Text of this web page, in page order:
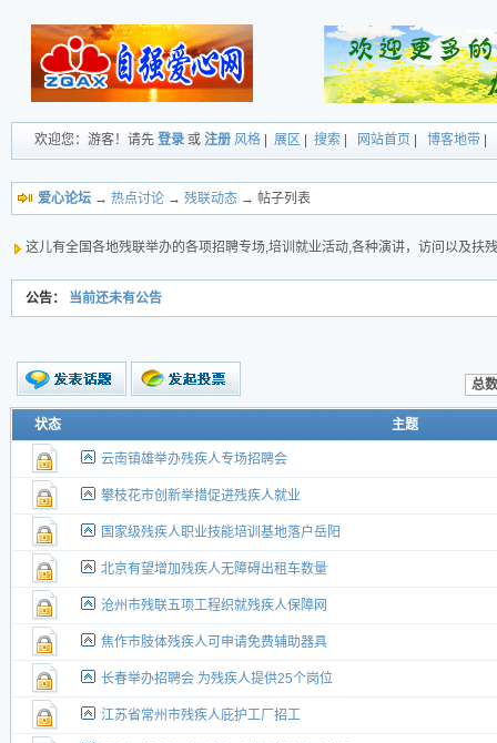
欢迎您：游客！请先 登录 或 注册 风格 展区 搜索 网站首页 博客地带
爱心论坛 → 热点讨论 → 残联动态 → 帖子列表
这儿有全国各地残联举办的各项招聘专场,培训就业活动,各种演讲，访问以及扶
公告： 当前还未有公告
新的主题
新小字报
总
状态 主题
云南镇雄举办残疾人专场招聘会
攀枝花市创新举措促进残疾人就业
国家级残疾人职业技能培训基地落户岳阳
北京有望增加残疾人无障碍出租车数量
沧州市残联五项工程织就残疾人保障网
焦作市肢体残疾人可申请免费辅助器具
长春举办招聘会 为残疾人提供25个岗位
江苏省常州市残疾人庇护工厂招工